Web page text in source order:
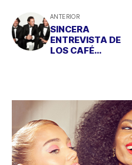
ANTERIOR
SINCERA
ENTREVISTA DE
LOS CAFÉ